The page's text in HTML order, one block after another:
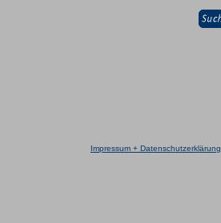
Impressum + Datenschutzerklärung